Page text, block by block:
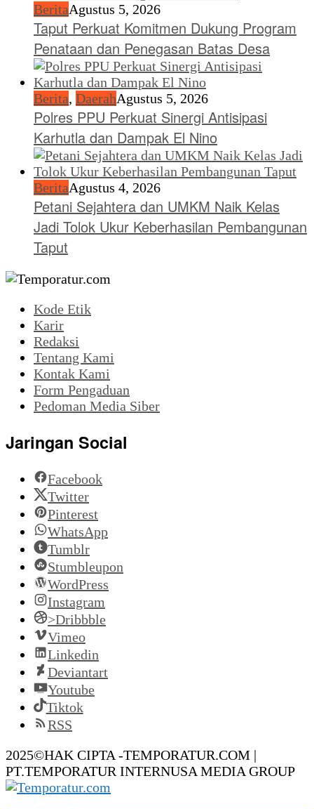
BeritaAgustus 5, 2026
Taput Perkuat Komitmen Dukung Program
Penataan dan Penegasan Batas Desa
Berita, DaerahAgustus 5, 2026
Polres PPU Perkuat Sinergi Antisipasi
Karhutla dan Dampak El Nino
BeritaAgustus 4, 2026
Petani Sejahtera dan UMKM Naik Kelas
Jadi Tolok Ukur Keberhasilan Pembangunan
Taput
Kode Etik
Karir
Redaksi
Tentang Kami
Kontak Kami
Form Pengaduan
Pedoman Media Siber
Jaringan Social
Facebook
Twitter
Pinterest
WhatsApp
Tumblr
Stumbleupon
WordPress
Instagram
>Dribbble
Vimeo
Linkedin
Deviantart
Youtube
Tiktok
RSS
2025©HAK CIPTA -TEMPORATUR.COM |
PT.TEMPORATUR INTERNUSA MEDIA GROUP